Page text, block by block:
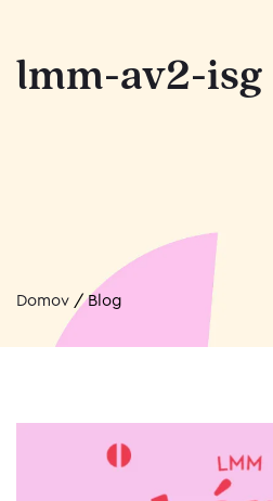
lmm-av2-isg
Domov /Blog